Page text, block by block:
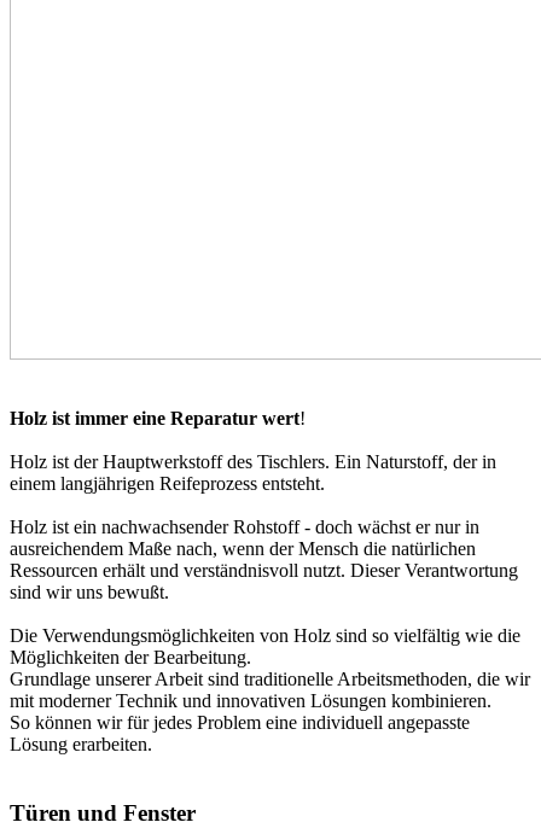
Holz ist immer eine Reparatur wert!
Holz ist der Hauptwerkstoff des Tischlers. Ein Naturstoff, der in
einem langjährigen Reifeprozess entsteht.
Holz ist ein nachwachsender Rohstoff - doch wächst er nur in
ausreichendem Maße nach, wenn der Mensch die natürlichen
Ressourcen erhält und verständnisvoll nutzt. Dieser Verantwortung
sind wir uns bewußt.
Die Verwendungsmöglichkeiten von Holz sind so vielfältig wie die
Möglichkeiten der Bearbeitung.
Grundlage unserer Arbeit sind traditionelle Arbeitsmethoden, die wir
mit moderner Technik und innovativen Lösungen kombinieren.
So können wir für jedes Problem eine individuell angepasste
Lösung erarbeiten.
Türen und Fenster